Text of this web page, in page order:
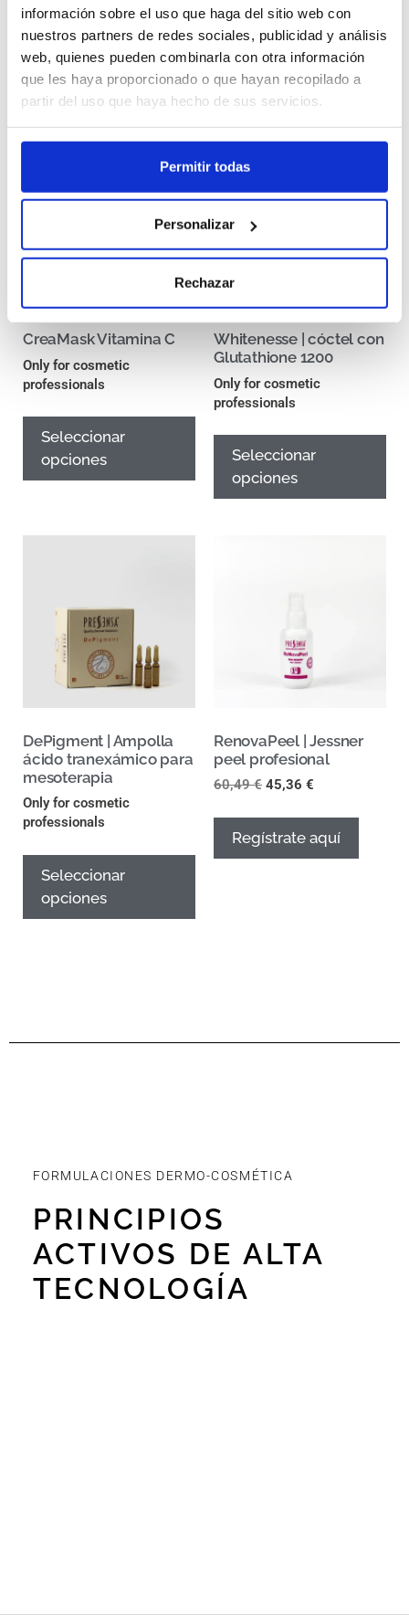
información sobre el uso que haga del sitio web con
nuestros partners de redes sociales, publicidad y análisis
web, quienes pueden combinarla con otra información
que les haya proporcionado o que hayan recopilado a
partir del uso que haya hecho de sus servicios.
Permitir todas
Personalizar
Rechazar
Otros tratamientos para tu
clínica/salón:
CreaMask Vitamina C
Only for cosmetic
professionals
Seleccionar
opciones
Whitenesse | cóctel con
Glutathione 1200
Only for cosmetic
professionals
Seleccionar
opciones
DePigment | Ampolla
ácido tranexámico para
mesoterapia
Only for cosmetic
professionals
Seleccionar
opciones
RenovaPeel | Jessner
peel profesional
60,49€ 45,36 €
Regístrate aquí
FORMULACIONES DERMO-COSMÉTICA
PRINCIPIOS
ACTIVOS DE ALTA
TECNOLOGÍA